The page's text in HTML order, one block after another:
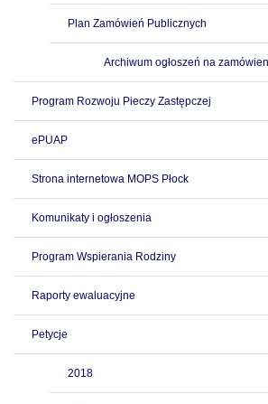
Plan Zamówień Publicznych
Archiwum ogłoszeń na
Program Rozwoju Pieczy Zastępczej
ePUAP
Strona internetowa MOPS Płock
Komunikaty i ogłoszenia
Program Wspierania Rodziny
Raporty ewaluacyjne
Petycje
2018